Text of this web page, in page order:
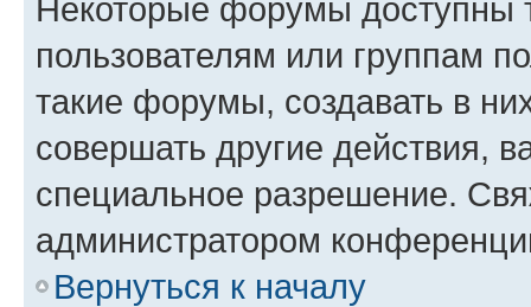
Некоторые форумы доступны
пользователям или группам
такие форумы, создавать в
совершать другие действия,
специальное разрешение.
администратором
Вернуться к началу